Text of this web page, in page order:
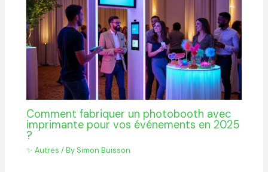
Comment fabriquer un photobooth avec
imprimante pour vos événements en 2025
?
✨ Autres / By Simon Buisson